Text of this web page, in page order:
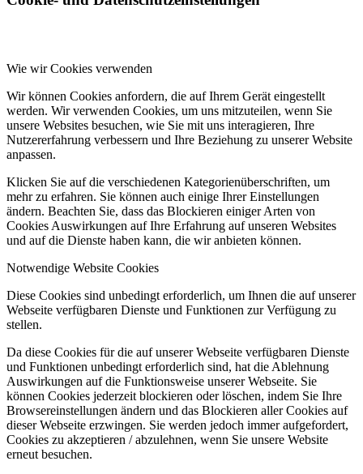
Wie wir Cookies verwenden
Wir können Cookies anfordern, die auf Ihrem Gerät eingestellt
werden. Wir verwenden Cookies, um uns mitzuteilen, wenn Sie
unsere Websites besuchen, wie Sie mit uns interagieren, Ihre
Nutzererfahrung verbessern und Ihre Beziehung zu unserer Website
anpassen.
Klicken Sie auf die verschiedenen Kategorienüberschriften, um
mehr zu erfahren. Sie können auch einige Ihrer Einstellungen
ändern. Beachten Sie, dass das Blockieren einiger Arten von
Cookies Auswirkungen auf Ihre Erfahrung auf unseren Websites
und auf die Dienste haben kann, die wir anbieten können.
Notwendige Website Cookies
Diese Cookies sind unbedingt erforderlich, um Ihnen die auf unserer
Webseite verfügbaren Dienste und Funktionen zur Verfügung zu
stellen.
Da diese Cookies für die auf unserer Webseite verfügbaren Dienste
und Funktionen unbedingt erforderlich sind, hat die Ablehnung
Auswirkungen auf die Funktionsweise unserer Webseite. Sie
können Cookies jederzeit blockieren oder löschen, indem Sie Ihre
Browsereinstellungen ändern und das Blockieren aller Cookies auf
dieser Webseite erzwingen. Sie werden jedoch immer aufgefordert,
Cookies zu akzeptieren / abzulehnen, wenn Sie unsere Website
erneut besuchen.